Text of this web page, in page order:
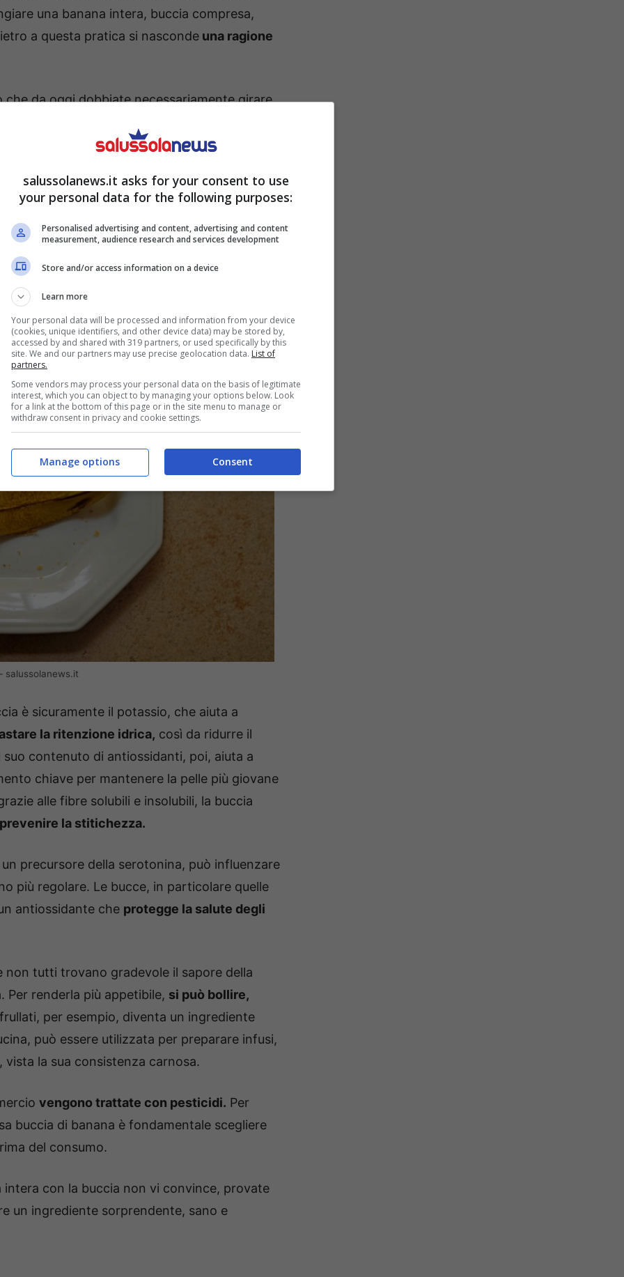
una banana intera, buccia compresa,
a questa pratica si nasconde una ragione
da oggi dobbiate necessariamente girare
e come assumerla
la buccia di banana è un veroconcentrato di
è solo uno slogan per ridurre gli sprechi
per la salute grazie alla sua naturale
salussolanews.it
è sicuramente il potassio, che aiuta a
la ritenzione idrica, così da ridurre il
contenuto di antiossidanti, poi, aiuta a
chiave per mantenere la pelle più giovane
alle fibre solubili e insolubili, la buccia
la stitichezza.
precursore della serotonina, può influenzare
più regolare. Le bucce, in particolare quelle
antiossidante che protegge la salute degli
tutti trovano gradevole il sapore della
renderla più appetibile, si può bollire,
per esempio, diventa un ingrediente
può essere utilizzata per preparare infusi,
la sua consistenza carnosa.
vengono trattate con pesticidi. Per
buccia di banana è fondamentale scegliere
del consumo.
intera con la buccia non vi convince, provate
un ingrediente sorprendente, sano e
salussolanews.it asks for your consent to use
your personal data for the following purposes:
Personalised advertising and content, advertising and content
measurement, audience research and services development
Store and/or access information on a device
Learn more
Your personal data will be processed and information from your device
(cookies, unique identifiers, and other device data) may be stored by,
accessed by and shared with 319 partners, or used specifically by this
site. We and our partners may use precise geolocation data. List of
partners.
Some vendors may process your personal data on the basis of legitimate
interest, which you can object to by managing your options below. Look
for a link at the bottom of this page or in the site menu to manage or
withdraw consent in privacy and cookie settings.
Consent
Manage options